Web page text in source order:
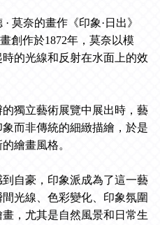
莫奈的畫作《印象·日出》
畫創作於1872年，莫奈以模
的光線和反射在水面上的效
獨立藝術展覽中展出時，藝
而非傳統的細緻描繪，於是
繪畫風格。
自豪，印象派成為了這一藝
光線、色彩變化、印象氛圍
，尤其是自然風景和日常生